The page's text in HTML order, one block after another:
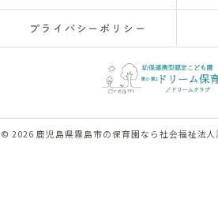
プライバシーポリシー
© 2026 鹿児島県霧島市の保育園なら社会福祉法人